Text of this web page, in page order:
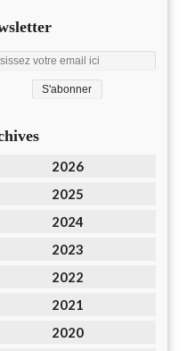
2026
2025
2024
2023
2022
2021
2020